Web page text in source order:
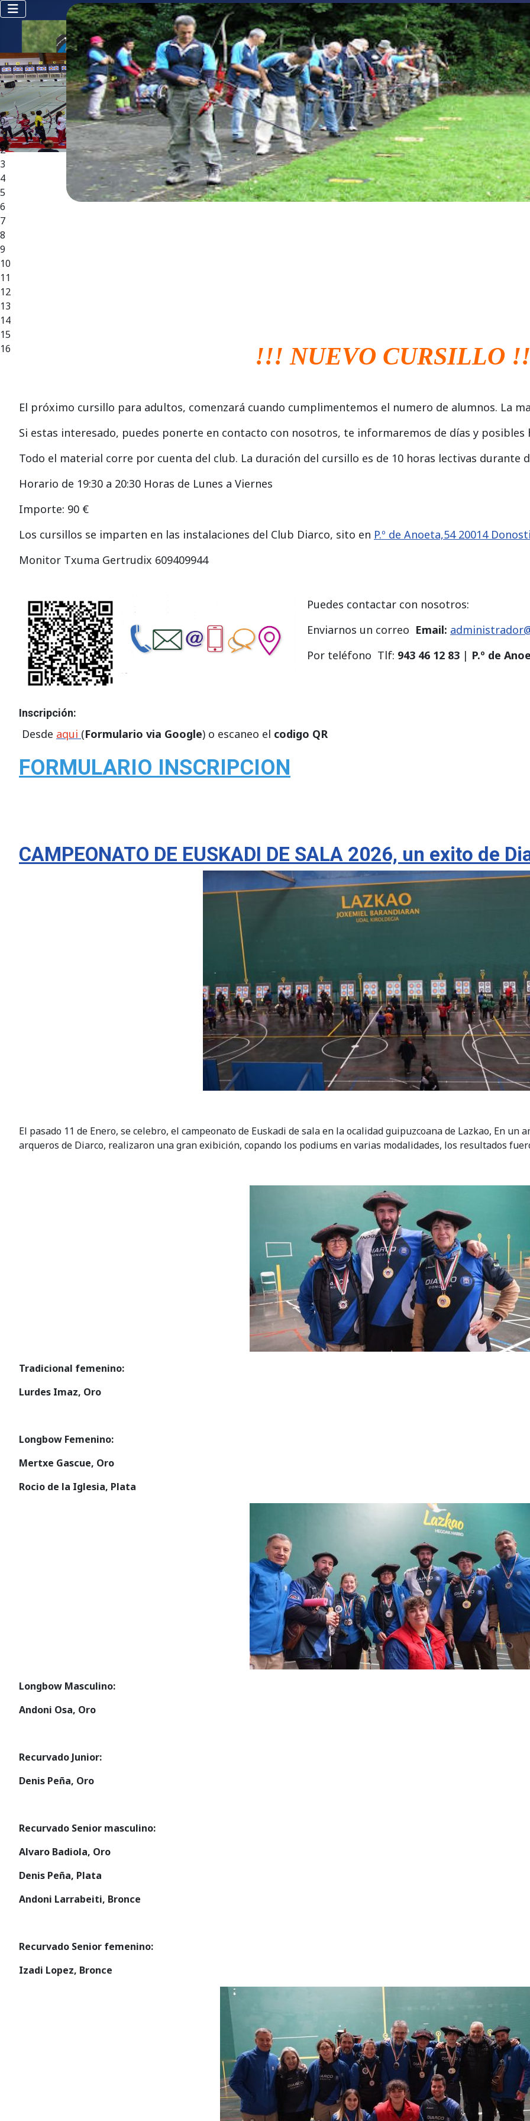
0
1
2
3
4
5
6
7
8
9
10
11
12
13
14
15
16
!!! NUEVO CURSILLO
El próximo cursillo para adultos, comenzará cuando cumplimentemos el numero de alumnos. La
Si estas interesado, puedes ponerte en contacto con nosotros, te informaremos de días y posibles
Todo el material corre por cuenta del club. La duración del cursillo es de 10 horas lectivas durante
Horario de 19:30 a 20:30 Horas de Lunes a Viernes
Importe: 90 €
Los cursillos se imparten en las instalaciones del Club Diarco, sito en P.º de Anoeta,54 20014
Monitor Txuma Gertrudix 609409944
Puedes contactar con nosotros:
Enviarnos un correo Email:
Por teléfono Tlf: 943 46 12 83 | P.º de
Inscripción:
Desde aqui (Formulario via Google) o escaneo el codigo QR
FORMULARIO INSCRIPCION
CAMPEONATO DE EUSKADI DE SALA 2026, un exito de
El pasado 11 de Enero, se celebro, el campeonato de Euskadi de sala en la ocalidad guipuzcoana de Lazkao, En
arqueros de Diarco, realizaron una gran exibición, copando los podiums en varias modalidades, los resultados
Tradicional femenino:
Lurdes Imaz, Oro
Longbow Femenino:
Mertxe Gascue, Oro
Rocio de la Iglesia, Plata
Longbow Masculino:
Andoni Osa, Oro
Recurvado Junior:
Denis Peña, Oro
Recurvado Senior masculino:
Alvaro Badiola, Oro
Denis Peña, Plata
Andoni Larrabeiti, Bronce
Recurvado Senior femenino:
Izadi Lopez, Bronce